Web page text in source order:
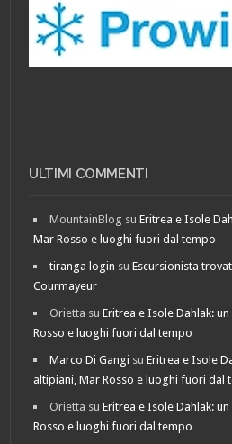
ULTIMI COMMENTI
MountainBlog suEritrea e Isole
Mar Rosso e luoghi fuori dal tempo
tiranga login suEscursionista
Courmayeur
Orietta suEritrea e Isole Dahlak:
Rosso e luoghi fuori dal tempo
Marco Di Gangi suEritrea e Isole
altipiani, Mar Rosso e luoghi fuori dal
Orietta suEritrea e Isole Dahlak:
Rosso e luoghi fuori dal tempo